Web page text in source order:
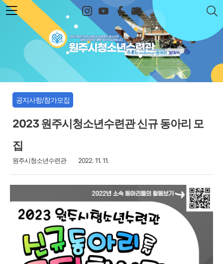
본문 바로가기
원주시청소년수련관
공지사항/참가모집
2023 원주시청소년수련관 신규 동아리 모
집
원주시청소년수련관 2022. 11. 11.